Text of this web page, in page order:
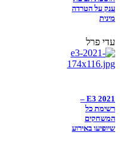
ענק על הטרדה
מינית
עדי פרל
E3 2021 –
רשימת כל
המשחקים
שיופיעו באירוע